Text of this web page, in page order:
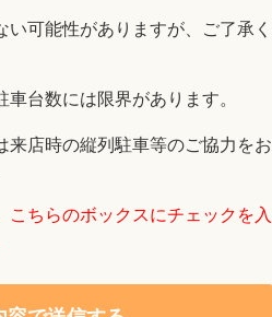
い可能性がありますが、ご了承く
車台数には限界があります。
来店時の縦列駐車等のご協力をお
こちらのボックスにチェックを入